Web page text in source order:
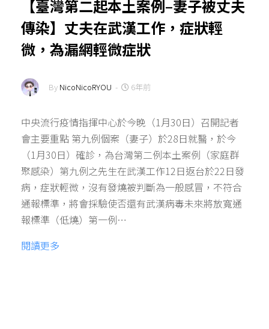
【臺灣第二起本土案例–妻子被丈夫
傳染】丈夫在武漢工作，症狀輕
微，為漏網輕微症狀
By NicoNicoRYOU - 6年前
中央流行疫情指揮中心於今晚（1月30日）召開記者
會主要重點 第九例個案（妻子）於28日就醫，於今
（1月30日）確診，為台灣第二例本土案例（家庭群
聚感染）第九例之先生在武漢工作12日返台於22日發
病，症狀輕微，沒有發燒被判斷為一般感冒，不符合
通報標準，將會採驗使否還有武漢病毒未來將放寬通
報標準（低燒）第一例…
閱讀更多